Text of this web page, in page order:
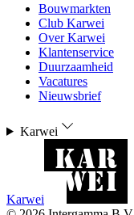
Bouwmarkten
Club Karwei
Over Karwei
Klantenservice
Duurzaamheid
Vacatures
Nieuwsbrief
Karwei
Karwei